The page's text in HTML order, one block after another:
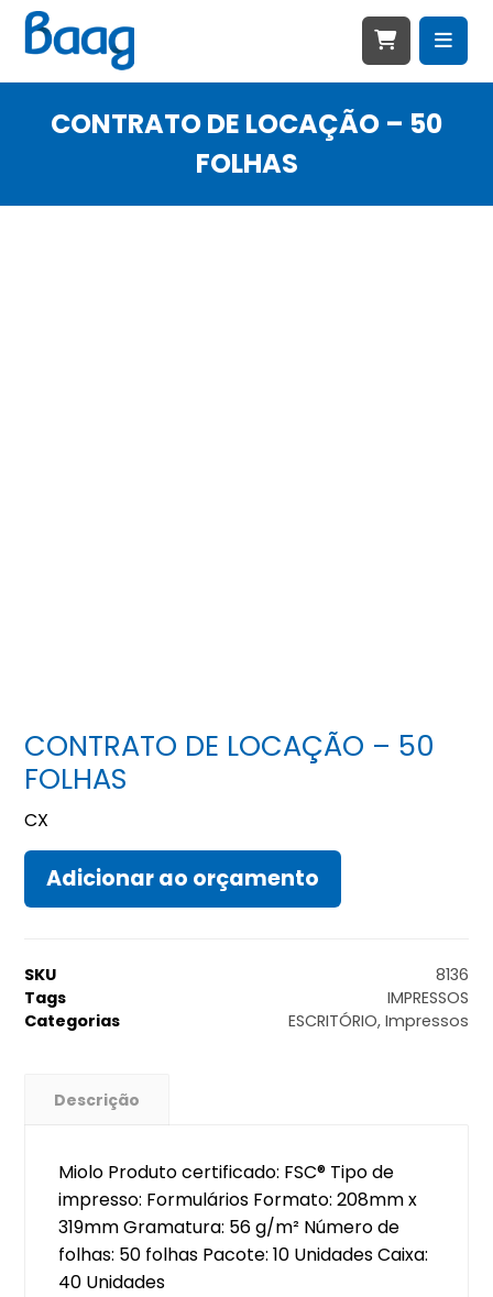
CONTRATO DE LOCAÇÃO – 50
FOLHAS
CONTRATO DE LOCAÇÃO – 50
FOLHAS
CX
Adicionar ao orçamento
SKU
8136
Tags
IMPRESSOS
Categorias
ESCRITÓRIO, Impressos
Descrição
Miolo Produto certificado: FSC® Tipo de
impresso: Formulários Formato: 208mm x
319mm Gramatura: 56 g/m² Número de
folhas: 50 folhas Pacote: 10 Unidades Caixa:
40 Unidades